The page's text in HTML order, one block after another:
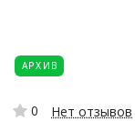
АРХИВ
0 Нет отзывов